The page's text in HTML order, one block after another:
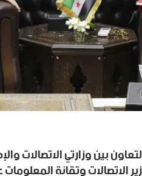
بين وزارتي الاتصالات